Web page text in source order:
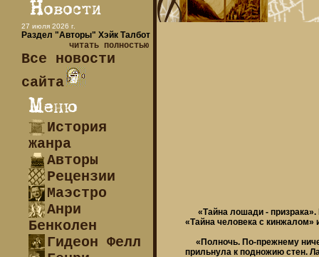
27 июля 2026 г.
Раздел "Авторы" Хэйк Талбот
читать полностью
Все новости
сайта
История
жанра
Авторы
Рецензии
Маэстро
Анри
Бенколен
Гидеон Фелл
«Тайна лошади -
«Тайна человека с кинжалом»
«Полночь. По-прежнему
прильнула к подножию стен.